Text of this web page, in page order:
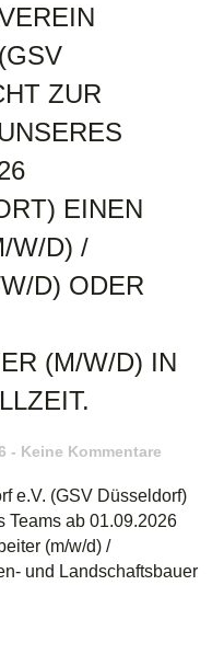
ZUR
EINEN
W/D) /
D) ODER
(M/W/D) IN
Keine Kommentare
e.V. (GSV Düsseldorf)
Teams ab 01.09.2026
(m/w/d) /
und Landschaftsbauer